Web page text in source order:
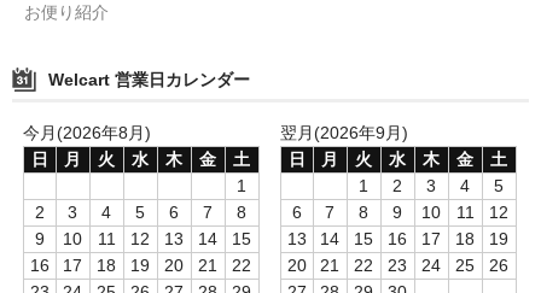
お便り紹介
Welcart 営業日カレンダー
今月(2026年8月)
日
月 火 水 木 金
土
1
2
3 4 5 6 7
8
9
10 11 12 13 14
15
16
17 18 19 20 21
22
翌月(2026年9月)
日
月 火 水 木 金
土
1
2 3 4
5
6
7 8 9 10 11
12
13
14 15 16 17 18
19
20
21 22 23 24 25
26